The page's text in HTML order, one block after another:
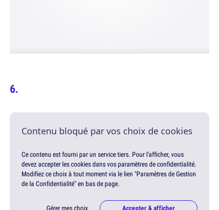
Contenu bloqué par vos choix de cookies
Ce contenu est fourni par un service tiers. Pour l'afficher, vous
devez accepter les cookies dans vos paramètres de confidentialité.
Modifiez ce choix à tout moment via le lien "Paramètres de Gestion
de la Confidentialité" en bas de page.
Gérer mes choix Accepter & afficher